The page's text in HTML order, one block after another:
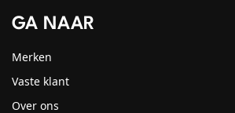
GA NAAR
Merken
Vaste klant
Over ons